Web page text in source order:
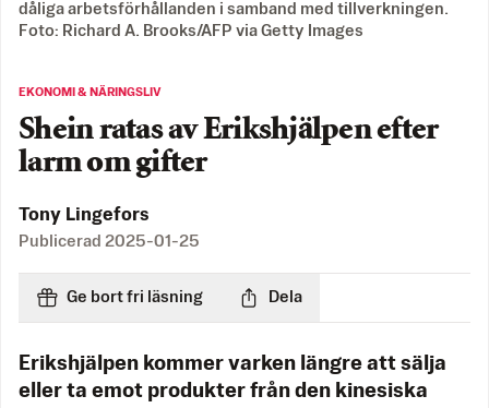
dåliga arbetsförhållanden i samband med tillverkningen.
Foto: Richard A. Brooks/AFP via Getty Images
EKONOMI & NÄRINGSLIV
Shein ratas av Erikshjälpen efter
larm om gifter
Tony Lingefors
Publicerad 2025-01-25
Ge bort fri läsning Dela
Erikshjälpen kommer varken längre att sälja
eller ta emot produkter från den kinesiska